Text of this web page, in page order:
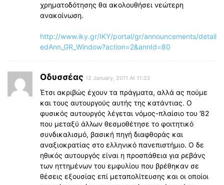
χρηματοδότησης θα ακολουθήσει νεώτερη
ανακοίνωση.
http://www.iky.gr/IKY/portal/gr/announcements/detail
edAnn_GR_Window?action=2&annId=80
Οδυσσέας 12 January, 2011 At 11:33
Έτσι ακριβώς έχουν τα πράγματα, αλλά ας πούμε
και τους αυτουργούς αυτής της κατάντιας. Ο
φυσικός αυτουργός λέγεται νόμος-πλαίσιο του ’82
που μεταξύ άλλων θεσμοθέτησε το φοιτητικό
συνδικαλισμό, βασική πηγή διαφθοράς και
αναξιοκρατίας στο ελληνικό πανεπιστήμιο. Ο δε
ηθικός αυτουργός είναι η προσπάθεια για ρεβάνς
των ηττημένων του εμφυλίου που βρέθηκαν σε
θέσεις εξουσίας επί μεταπολίτευσης και οι οποίοι